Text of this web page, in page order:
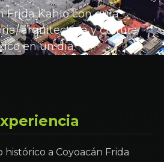
Frida Kahlo con guía
arquitectura y cultura
en un día.
a Coyoacán Frida